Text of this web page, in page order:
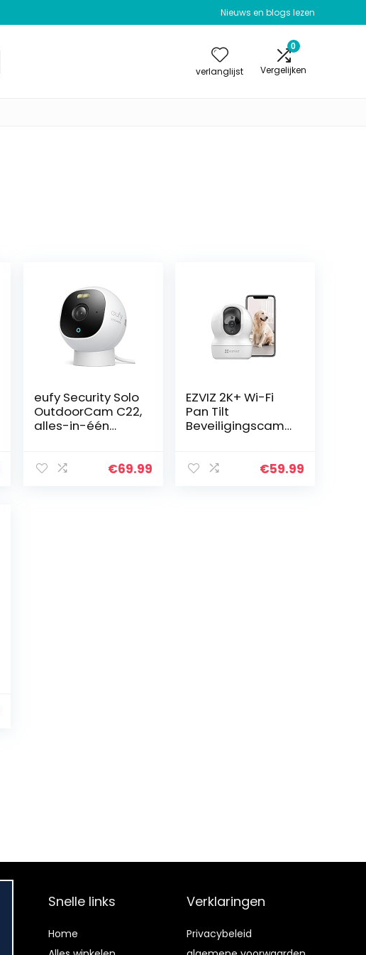
Nieuws en blogs lezen
verlanglijst
0
Vergelijken
eufy Security Solo
OutdoorCam C22,
alles-in-één
a voor buiten, met
€69.99
EZVIZ 2K+ Wi-Fi
Pan Tilt
Beveiligingscame
Oudere, Huisdier
€59.99
Snelle links
Home
Verklaringen
Privacybeleid